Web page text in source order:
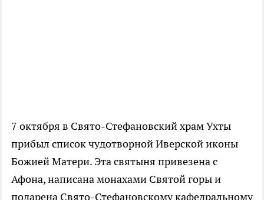
7 октября в Свято-Стефановский храм Ухты
прибыл список чудотворной Иверской иконы
Божией Матери. Эта святыня привезена с
Афона, написана монахами Святой горы и
подарена Свято-Стефановскому кафедральному